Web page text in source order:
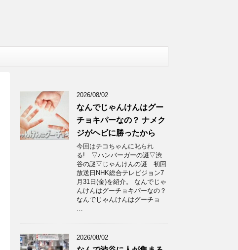
2026/08/02
なんでじゃんけんはグー
チョキパーなの？ ナメク
ジがヘビに勝ったから
今回はチコちゃんに叱られ
る! ▽ハンバーガーの謎▽渋
谷の謎▽じゃんけんの謎 初回
放送日NHK総合テレビジョン7
月31日(金)を紹介。 なんでじゃ
んけんはグーチョキパーなの？
なんでじゃんけんはグーチョ
…
2026/08/02